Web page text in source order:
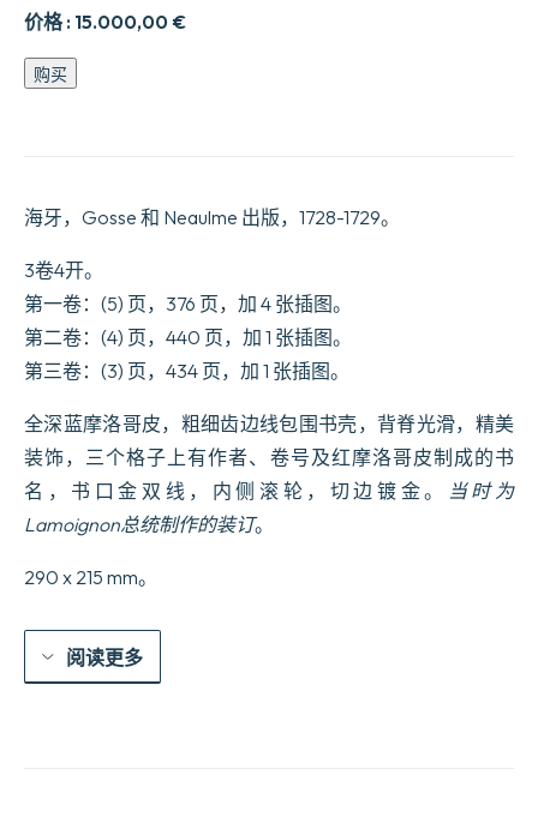
价格 : 15.000,00 €
Œuvres
diverses
l'Académie
数
购买
海牙，Gosse 和 Neaulme 出版，1728-1729。
3卷4开。
第一卷：(5) 页，376 页，加 4 张插图。
第二卷：(4) 页，440 页，加 1 张插图。
第三卷：(3) 页，434 页，加 1 张插图。
全深蓝摩洛哥皮，粗细齿边线包围书壳，背脊光滑，精美
装饰，三个格子上有作者、卷号及红摩洛哥皮制成的书
名，书口金双线，内侧滚轮，切边镀金。
当时为
Lamoignon总统制作的装订。
290 x 215 mm。
阅读更多